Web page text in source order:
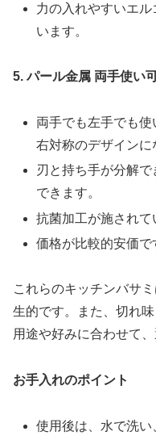
力の入れやすいエ
います。
5. パール金属 両手使い
両手でも左手でも
右対称のデザインに
刃と持ち手が分解
できます。
抗菌加工が施されて
価格が比較的安価で
これらのキッチンバサ
生的です。また、切れ
用途や好みに合わせて
お手入れのポイント
使用後は、水で洗